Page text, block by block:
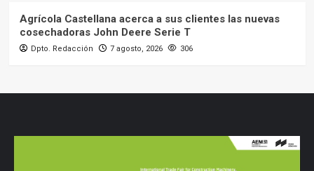
Agrícola Castellana acerca a sus clientes las nuevas
cosechadoras John Deere Serie T
Dpto. Redacción 7 agosto, 2026 306